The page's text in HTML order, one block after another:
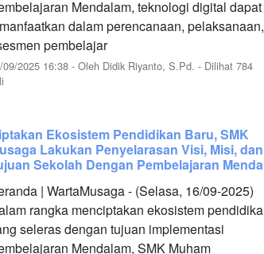
Mendalam, teknologi digital dapat
dalam perencanaan,
pembelajar
09/2025 16:38 - Oleh Didik Riyanto, S.Pd. - Dilihat 784
Ekosistem Pendidikan Baru, SMK
Lakukan Penyelarasan Visi, Misi, dan
Sekolah Dengan Pembelajaran
| WartaMusaga - (Selasa, 16/09-2025)
rangka menciptakan ekosistem
seleras dengan tujuan implementasi
Mendalam, SMK Muham